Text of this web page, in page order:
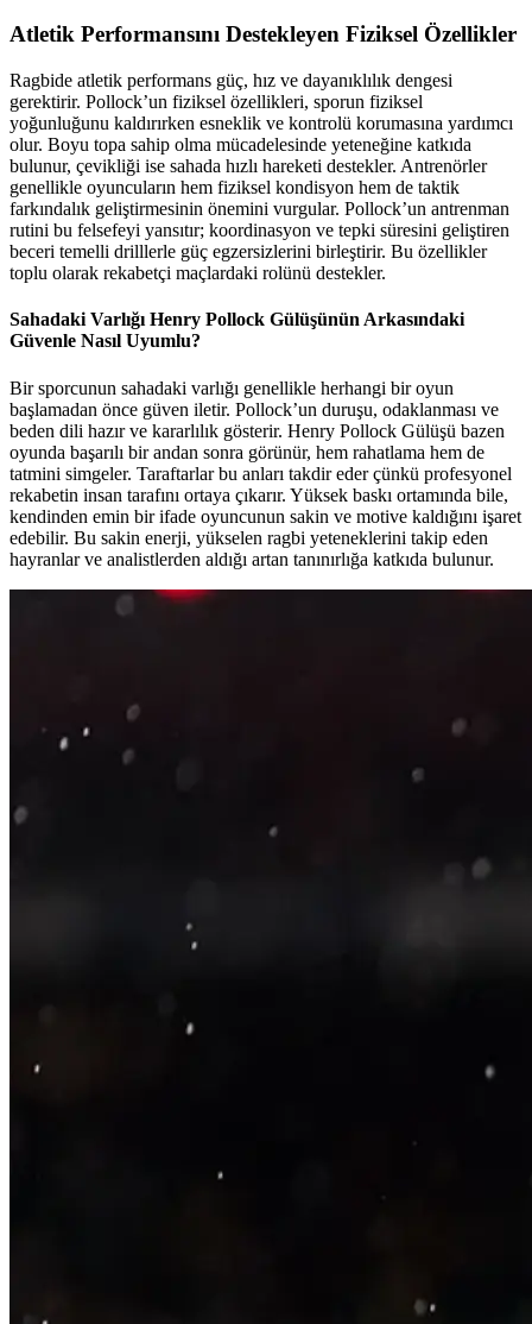
Atletik Performansını Destekleyen Fiziksel Özellikler
Ragbide atletik performans güç, hız ve dayanıklılık dengesi
gerektirir. Pollock’un fiziksel özellikleri, sporun fiziksel
yoğunluğunu kaldırırken esneklik ve kontrolü korumasına yardımcı
olur. Boyu topa sahip olma mücadelesinde yeteneğine katkıda
bulunur, çevikliği ise sahada hızlı hareketi destekler. Antrenörler
genellikle oyuncuların hem fiziksel kondisyon hem de taktik
farkındalık geliştirmesinin önemini vurgular. Pollock’un antrenman
rutini bu felsefeyi yansıtır; koordinasyon ve tepki süresini geliştiren
beceri temelli drilllerle güç egzersizlerini birleştirir. Bu özellikler
toplu olarak rekabetçi maçlardaki rolünü destekler.
Sahadaki Varlığı Henry Pollock Gülüşünün Arkasındaki
Güvenle Nasıl Uyumlu?
Bir sporcunun sahadaki varlığı genellikle herhangi bir oyun
başlamadan önce güven iletir. Pollock’un duruşu, odaklanması ve
beden dili hazır ve kararlılık gösterir. Henry Pollock Gülüşü bazen
oyunda başarılı bir andan sonra görünür, hem rahatlama hem de
tatmini simgeler. Taraftarlar bu anları takdir eder çünkü profesyonel
rekabetin insan tarafını ortaya çıkarır. Yüksek baskı ortamında bile,
kendinden emin bir ifade oyuncunun sakin ve motive kaldığını işaret
edebilir. Bu sakin enerji, yükselen ragbi yeteneklerini takip eden
hayranlar ve analistlerden aldığı artan tanınırlığa katkıda bulunur.